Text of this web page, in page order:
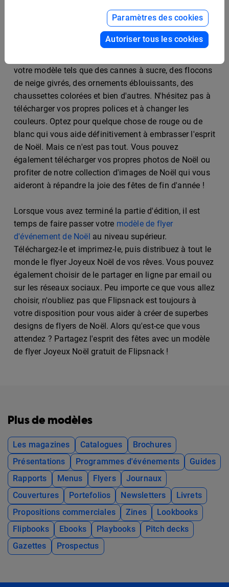
de design vous permet d'effectuer tout changement
que vous souhaitez. Organisez une fête de Noël
inoubliable à l'aide d'un modèle de flyer de fête de
votre modèle tels que des cannes à sucre, des flocons
de neige givrés, des ornements éblouissants, des
chaussettes colorées et bien d'autres. N'hésitez pas à
télécharger vos propres polices et à changer les
couleurs. Optez pour quelque chose de rouge ou de
blanc qui vous aide définitivement à embrasser l'esprit
de Noël. Mais ce n'est pas tout. Vous pouvez
également télécharger vos propres photos de Noël ou
profiter de notre collection d'images de Noël qui vous
aideront à répandre la joie des fêtes de fin d'année !
Lorsque vous avez terminé la partie d'édition, il est
temps de faire passer votre modèle de flyer
d'événement de Noël au niveau supérieur.
Téléchargez-le et imprimez-le, puis distribuez à tout le
monde le flyer Joyeux Noël de vos rêves. Vous pouvez
également choisir de le partager en ligne par email ou
sur les réseaux sociaux. Peu importe ce que vous allez
choisir, n'oubliez pas que Flipsnack est toujours à
votre disposition pour vous aider à créer de superbes
designs de flyers de Noël. Alors qu'est-ce que vous
attendez ? Partagez l'esprit des fêtes avec un modèle
de flyer Joyeux Noël gratuit de Flipsnack !
Plus de modèles
Les magazines Catalogues
Brochures
Présentations
Programmes d'événements
Guides
Rapports
Menus Flyers
Journaux
Couvertures
Portefolios Newsletters
Livrets
Propositions commerciales
Zines
Lookbooks
Flipbooks
Ebooks Playbooks
Pitch decks
Gazettes
Prospectus
Paramètres des cookies
Autoriser tous les cookies